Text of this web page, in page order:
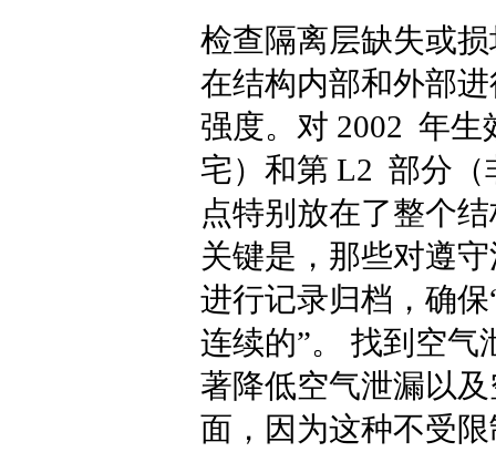
检查隔离层缺失或
在结构内部和外部
强度。对 2002 年生
宅）和第 L2 部分（
点特别放在了整个
关键是，那些对遵
进行记录归档，确
连续的”。 找到空气
著降低空气泄漏以
面，因为这种不受